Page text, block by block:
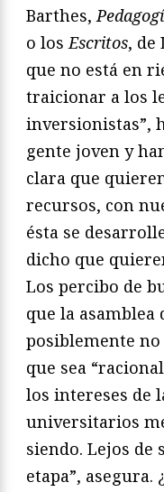
Barthes,
o los Escritos, de
que no está en
traicionar a los
inversionistas”,
gente joven y
clara que
recursos, con
ésta se
dicho que
Los percibo de
que la asamblea
posiblemente no
que sea
los intereses de
universitarios
siendo. Lejos de
etapa”, asegura.